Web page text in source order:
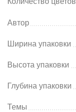
Автор
Ширина упаковки
Высота упаковки
Глубина упаковки
Темы